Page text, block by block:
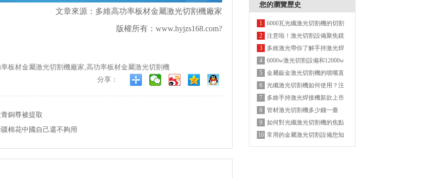
文章來源：多維高功率板材金屬激光切割機廠家
版權所有：www.hyjzs168.com?
板材金屬激光切割機廠家,高功率板材金屬激光切割機
分享：
銅尊被提取
棉花中國自己還不夠用
您的瀏覽歷史
1
6000瓦光纖激光切割機的切割
參數
2
注意啦！激光切割設備聚焦鏡
的安裝使用方法
3
多維激光帶你了解手持激光焊
接機有哪些優缺點？
4
6000w激光切割設備和12000w
激光切割設備用哪種激更節省
成本
5
金屬鈑金激光切割機的噴嘴直
徑類型及差別
6
光纖激光切割機如何使用？注
意這些對您有幫助！
7
多維手持激光焊接機新款上市
8
管材激光切割機多少錢一臺
9
如何對光纖激光切割機的焦點
位置進行調整？
10 常用的金屬激光切割設備您知
道有哪些嗎？